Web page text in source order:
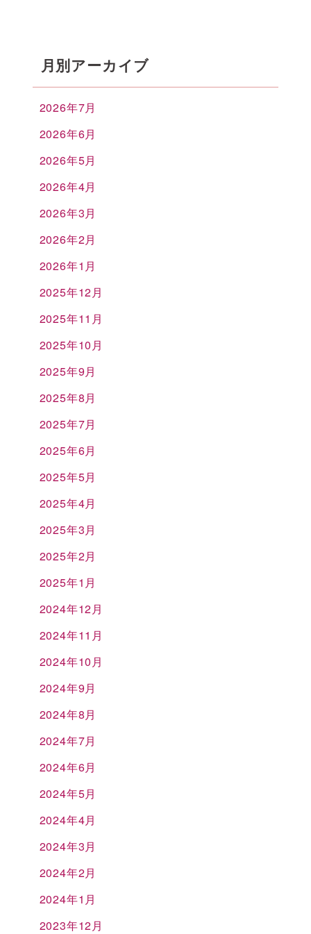
月別アーカイブ
2026年7月
2026年6月
2026年5月
2026年4月
2026年3月
2026年2月
2026年1月
2025年12月
2025年11月
2025年10月
2025年9月
2025年8月
2025年7月
2025年6月
2025年5月
2025年4月
2025年3月
2025年2月
2025年1月
2024年12月
2024年11月
2024年10月
2024年9月
2024年8月
2024年7月
2024年6月
2024年5月
2024年4月
2024年3月
2024年2月
2024年1月
2023年12月